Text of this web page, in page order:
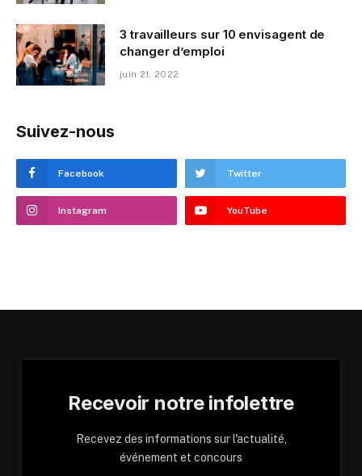
3 travailleurs sur 10 envisagent de
changer d’emploi
juin 21, 2022
Suivez-nous
Facebook Twitter
Instagram YouTube
Recevoir notre infolettre
Recevez des informations sur l'actualité,
événement et concours